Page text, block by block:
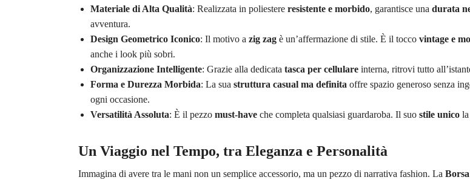
Materiale di Alta Qualità: Realizzata in poliestere resistente e morbido, garantisce una durata
avventura.
Design Geometrico Iconico: Il motivo a zig zagè un’affermazione di stile. È il tocco vintage e
anche i look più sobri.
Organizzazione Intelligente: Grazie alla dedicata tasca per cellulareinterna, ritrovi tutto
Forma e Durezza Morbida: La sua struttura casual ma definita offre spazio generoso senza
ogni occasione.
Versatilità Assoluta: È il pezzo must-haveche completa qualsiasi guardaroba. Il suo stile unicola
Un Viaggio nel Tempo, tra Eleganza e Personalità
Immagina di avere tra le mani non un semplice accessorio, ma un pezzo di narrativa fashion. La